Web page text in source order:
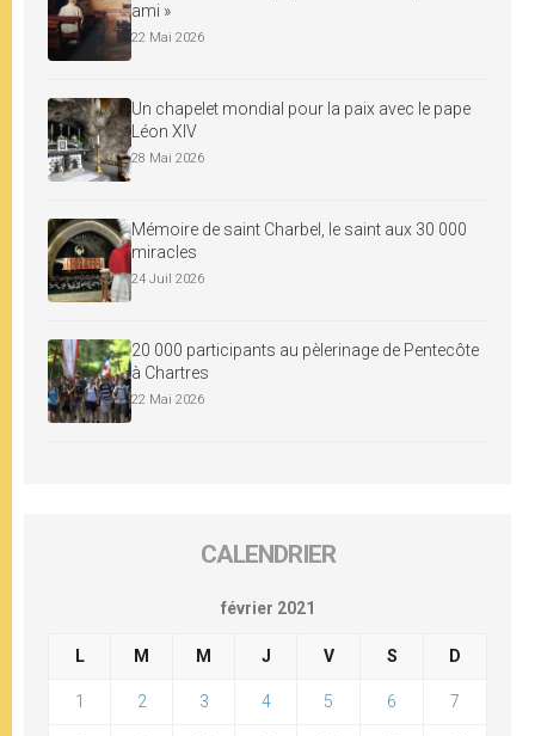
ami »
22 Mai 2026
Un chapelet mondial pour la paix avec le pape
Léon XIV
28 Mai 2026
Mémoire de saint Charbel, le saint aux 30 000
miracles
24 Juil 2026
20 000 participants au pèlerinage de Pentecôte
à Chartres
22 Mai 2026
CALENDRIER
février 2021
L M M J V S D
1 2 3 4 5 6 7